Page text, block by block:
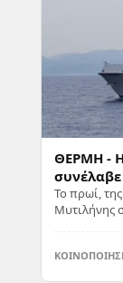
ΘΕΡΜΗ - Η
Το πρωί,
Μυτιλήνης